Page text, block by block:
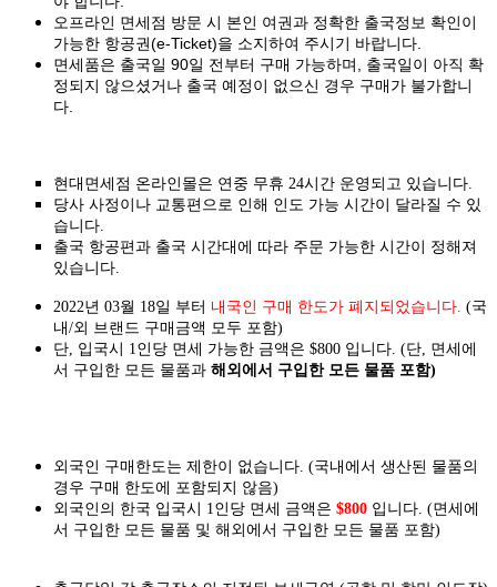
오프라인 면세점 방문 시 본인 여권과 정확한 출국정보 확인이
가능한 항공권(e-Ticket)을 소지하여 주시기 바랍니다.
면세품은 출국일 90일 전부터 구매 가능하며, 출국일이 아직 확
정되지 않으셨거나 출국 예정이 없으신 경우 구매가 불가합니
다.
현대면세점 온라인몰은 연중 무휴 24시간 운영되고 있습니다.
당사 사정이나 교통편으로 인해 인도 가능 시간이 달라질 수 있
습니다.
출국 항공편과 출국 시간대에 따라 주문 가능한 시간이 정해져
있습니다.
2022년 03월 18일 부터 내국인 구매 한도가 폐지되었습니다. (국
내/외 브랜드 구매금액 모두 포함)
단, 입국시 1인당 면세 가능한 금액은 $800 입니다. (단, 면세에
서 구입한 모든 물품과 해외에서 구입한 모든 물품 포함)
외국인 구매한도는 제한이 없습니다. (국내에서 생산된 물품의
경우 구매 한도에 포함되지 않음)
외국인의 한국 입국시 1인당 면세 금액은 $800 입니다. (면세에
서 구입한 모든 물품 및 해외에서 구입한 모든 물품 포함)